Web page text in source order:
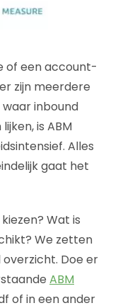
of een account-
zijn meerdere
waar inbound
is ABM
Alles
gaat het
Wat is
We zetten
Doe er
ABM
of in een ander